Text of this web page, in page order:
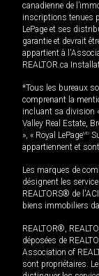
canadienne de
inscriptions tenues
LePage et ses
garantie et devrait
appartient à
REALTOR.ca
*Tous les bureaux
comprenant la
incluant sa division
Valley Real Estate,
», « Royal LePageMD
appartiennent et
Les marques de
désignent les
REALTORS® de
biens immobiliers
REALTOR®,
déposées de
Association of
sont propriétaires.